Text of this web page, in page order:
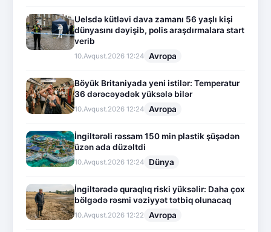
Uelsdə kütləvi dava zamanı 56 yaşlı kişi
dünyasını dəyişib, polis araşdırmalara start
verib
10.Avqust.2026 12:24 Avropa
Böyük Britaniyada yeni istilər: Temperatur
36 dərəcəyədək yüksələ bilər
10.Avqust.2026 12:24 Avropa
İngiltərəli rəssam 150 min plastik şüşədən
üzən ada düzəltdi
10.Avqust.2026 12:24 Dünya
İngiltərədə quraqlıq riski yüksəlir: Daha çox
bölgədə rəsmi vəziyyət tətbiq olunacaq
10.Avqust.2026 12:22 Avropa